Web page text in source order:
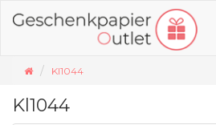
Kl1044
Kl1044